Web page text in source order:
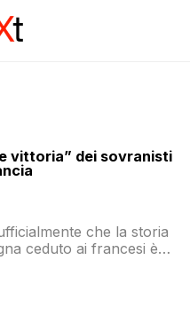
vittoria” dei sovranisti
che la storia
ceduto ai francesi è
italiano” (in realtà
pare si accontenta di